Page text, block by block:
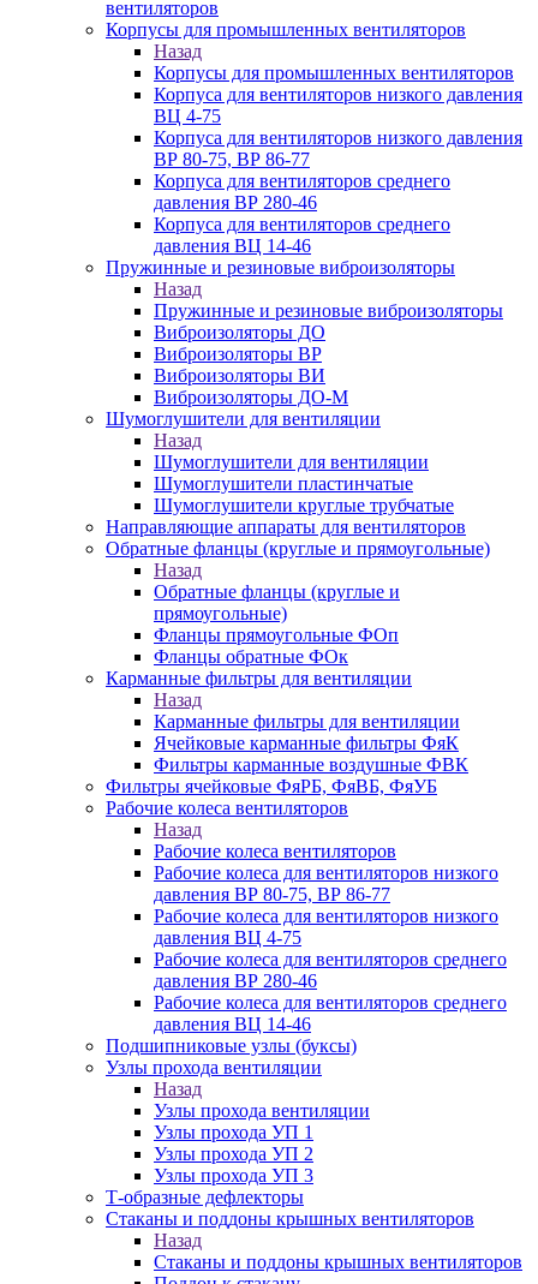
вентиляторов
Корпусы для промышленных вентиляторов
Назад
Корпусы для промышленных вентиляторов
Корпуса для вентиляторов низкого давления
ВЦ 4-75
Корпуса для вентиляторов низкого давления
ВР 80-75, ВР 86-77
Корпуса для вентиляторов среднего
давления ВР 280-46
Корпуса для вентиляторов среднего
давления ВЦ 14-46
Пружинные и резиновые виброизоляторы
Назад
Пружинные и резиновые виброизоляторы
Виброизоляторы ДО
Виброизоляторы ВР
Виброизоляторы ВИ
Виброизоляторы ДО-М
Шумоглушители для вентиляции
Назад
Шумоглушители для вентиляции
Шумоглушители пластинчатые
Шумоглушители круглые трубчатые
Направляющие аппараты для вентиляторов
Обратные фланцы (круглые и прямоугольные)
Назад
Обратные фланцы (круглые и
прямоугольные)
Фланцы прямоугольные ФОп
Фланцы обратные ФОк
Карманные фильтры для вентиляции
Назад
Карманные фильтры для вентиляции
Ячейковые карманные фильтры ФяК
Фильтры карманные воздушные ФВК
Фильтры ячейковые ФяРБ, ФяВБ, ФяУБ
Рабочие колеса вентиляторов
Назад
Рабочие колеса вентиляторов
Рабочие колеса для вентиляторов низкого
давления ВР 80-75, ВР 86-77
Рабочие колеса для вентиляторов низкого
давления ВЦ 4-75
Рабочие колеса для вентиляторов среднего
давления ВР 280-46
Рабочие колеса для вентиляторов среднего
давления ВЦ 14-46
Подшипниковые узлы (буксы)
Узлы прохода вентиляции
Назад
Узлы прохода вентиляции
Узлы прохода УП 1
Узлы прохода УП 2
Узлы прохода УП 3
Т-образные дефлекторы
Стаканы и поддоны крышных вентиляторов
Назад
Стаканы и поддоны крышных вентиляторов